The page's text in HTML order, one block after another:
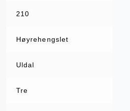
210
Høyrehengslet
Uldal
Tre